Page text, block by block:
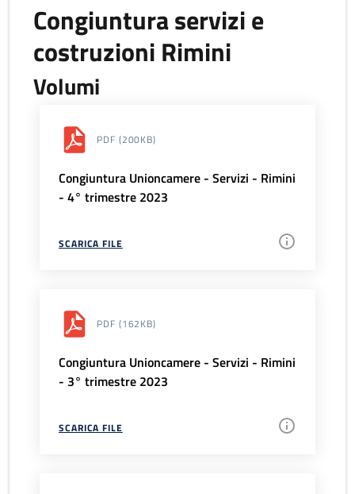
Congiuntura servizi e
costruzioni Rimini
Volumi
PDF (200KB)
Congiuntura Unioncamere - Servizi - Rimini
- 4° trimestre 2023
SCARICA FILE
PDF (162KB)
Congiuntura Unioncamere - Servizi - Rimini
- 3° trimestre 2023
SCARICA FILE